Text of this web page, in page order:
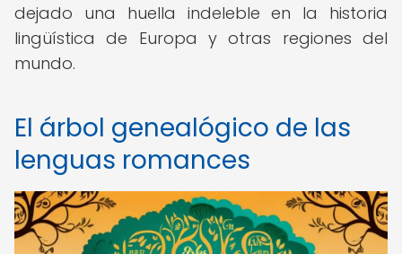
dejado una huella indeleble en la historia
lingüística de Europa y otras regiones del
mundo.
El árbol genealógico de las
lenguas romances